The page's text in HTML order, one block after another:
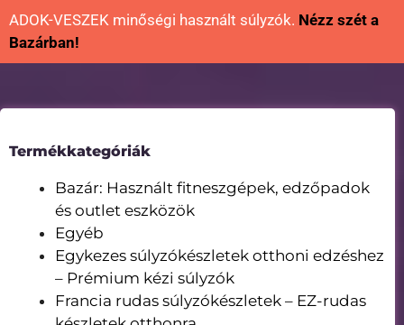
ADOK-VESZEK minőségi használt súlyzók. Nézz szét a
Bazárban!
Termékkategóriák
Bazár: Használt fitneszgépek, edzőpadok
és outlet eszközök
Egyéb
Egykezes súlyzókészletek otthoni edzéshez
– Prémium kézi súlyzók
Francia rudas súlyzókészletek – EZ-rudas